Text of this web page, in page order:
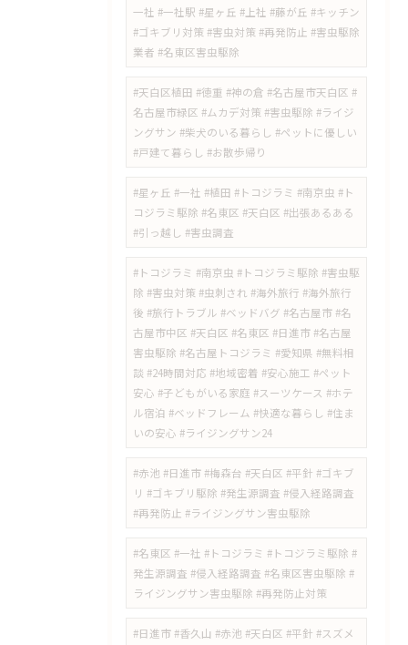
一社 #一社駅 #星ヶ丘 #上社 #藤が丘 #キッチン
#ゴキブリ対策 #害虫対策 #再発防止 #害虫駆除
業者 #名東区害虫駆除
#天白区植田 #徳重 #神の倉 #名古屋市天白区 #
名古屋市緑区 #ムカデ対策 #害虫駆除 #ライジ
ングサン #柴犬のいる暮らし #ペットに優しい
#戸建て暮らし #お散歩帰り
#星ヶ丘 #一社 #植田 #トコジラミ #南京虫 #ト
コジラミ駆除 #名東区 #天白区 #出張あるある
#引っ越し #害虫調査
#トコジラミ #南京虫 #トコジラミ駆除 #害虫駆
除 #害虫対策 #虫刺され #海外旅行 #海外旅行
後 #旅行トラブル #ベッドバグ #名古屋市 #名
古屋市中区 #天白区 #名東区 #日進市 #名古屋
害虫駆除 #名古屋トコジラミ #愛知県 #無料相
談 #24時間対応 #地域密着 #安心施工 #ペット
安心 #子どもがいる家庭 #スーツケース #ホテ
ル宿泊 #ベッドフレーム #快適な暮らし #住ま
いの安心 #ライジングサン24
#赤池 #日進市 #梅森台 #天白区 #平針 #ゴキブ
リ #ゴキブリ駆除 #発生源調査 #侵入経路調査
#再発防止 #ライジングサン害虫駆除
#名東区 #一社 #トコジラミ #トコジラミ駆除 #
発生源調査 #侵入経路調査 #名東区害虫駆除 #
ライジングサン害虫駆除 #再発防止対策
#日進市 #香久山 #赤池 #天白区 #平針 #スズメ